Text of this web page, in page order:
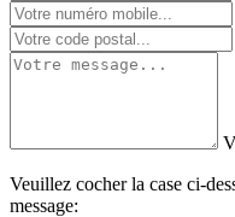
Rue Léon Théodorstraat
Veuillez cocher la case ci-
message: